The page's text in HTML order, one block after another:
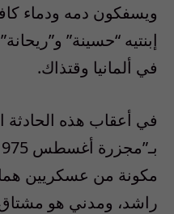
ويسفكون دمه ودماء
إبنتيه “حسينة”
في ألمانيا وقتذاك.
في أعقاب هذه الحادثة
مكونة من عسكريين هما
راشد، ومدني هو مشتاق